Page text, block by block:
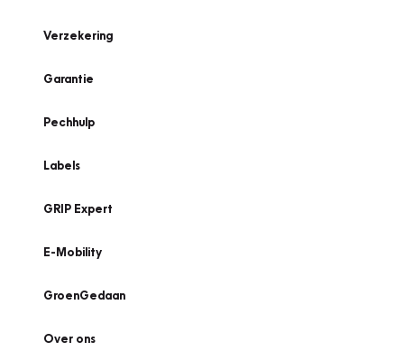
Verzekering
Garantie
Pechhulp
Labels
GRIP Expert
E-Mobility
GroenGedaan
Over ons